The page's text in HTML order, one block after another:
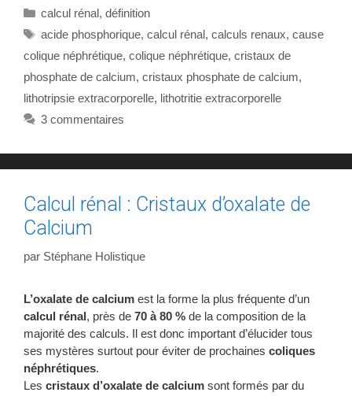
Catégories
calcul rénal, définition
Étiquettes
acide phosphorique, calcul rénal, calculs renaux, cause
colique néphrétique, colique néphrétique, cristaux de
phosphate de calcium, cristaux phosphate de calcium,
lithotripsie extracorporelle, lithotritie extracorporelle
3 commentaires
Calcul rénal : Cristaux d’oxalate de
Calcium
par Stéphane Holistique
L’oxalate de calcium est la forme la plus fréquente d’un
calcul rénal, près de 70 à 80 % de la composition de la
majorité des calculs. Il est donc important d’élucider tous
ses mystères surtout pour éviter de prochaines coliques
néphrétiques.
Les cristaux d’oxalate de calcium sont formés par du